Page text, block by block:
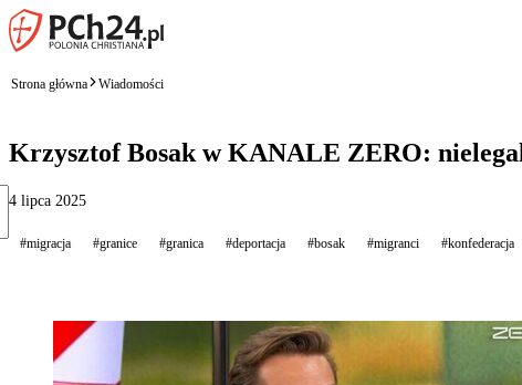
Strona główna Wiadomości
Krzysztof Bosak w KANALE ZERO:
4 lipca 2025
#migracja #granice #granica #deportacja #bosak #migranci #konfederacja